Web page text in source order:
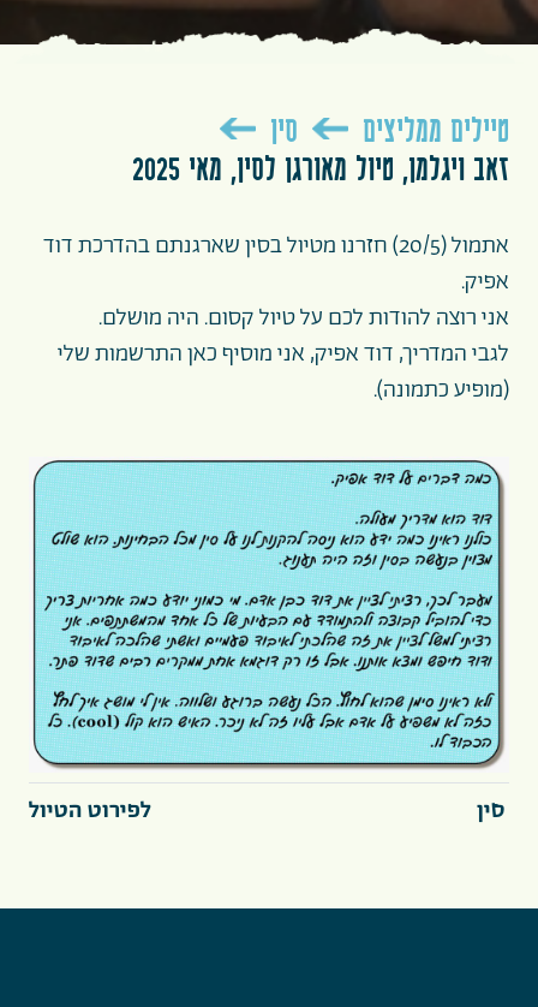
טיילים ממליצים
סין
זאב ויגלמן, טיול מאורגן לסין, מאי 2025
אתמול (20/5) חזרנו מטיול בסין שארגנתם בהדרכת דוד
אפיק.
אני רוצה להודות לכם על טיול קסום. היה מושלם.
לגבי המדריך, דוד אפיק, אני מוסיף כאן התרשמות שלי
(מופיע כתמונה).
סין לפירוט הטיול